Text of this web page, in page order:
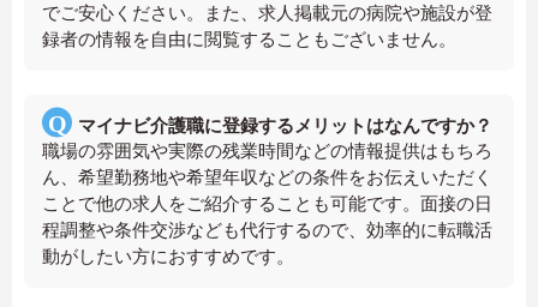
でご安心ください。また、求人掲載元の病院や施設が登
録者の情報を自由に閲覧することもございません。
マイナビ介護職に登録するメリットはなんですか？
職場の雰囲気や実際の残業時間などの情報提供はもちろ
ん、希望勤務地や希望年収などの条件をお伝えいただく
ことで他の求人をご紹介することも可能です。面接の日
程調整や条件交渉なども代行するので、効率的に転職活
動がしたい方におすすめです。